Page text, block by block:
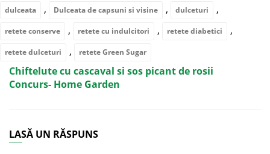
dulceata , Dulceata de capsuni si visine , dulceturi ,
retete conserve , retete cu indulcitori , retete diabetici ,
retete dulceturi , retete Green Sugar
Chiftelute cu cascaval si sos picant de rosii
Concurs- Home Garden
LASĂ UN RĂSPUNS